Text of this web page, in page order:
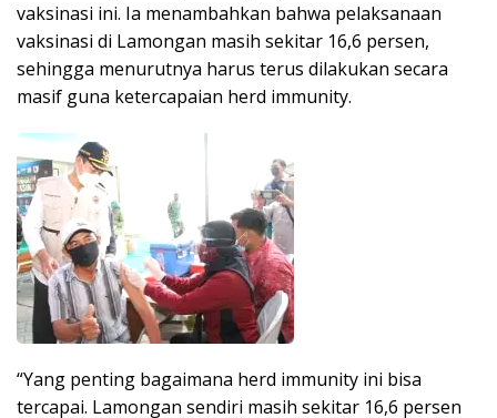
vaksinasi ini. Ia menambahkan bahwa pelaksanaan
vaksinasi di Lamongan masih sekitar 16,6 persen,
sehingga menurutnya harus terus dilakukan secara
masif guna ketercapaian herd immunity.
“Yang penting bagaimana herd immunity ini bisa
tercapai. Lamongan sendiri masih sekitar 16,6 persen